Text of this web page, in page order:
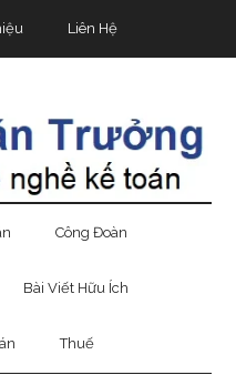
Liên Hệ
Công Đoàn
Bài Viết Hữu Ích
Thuế